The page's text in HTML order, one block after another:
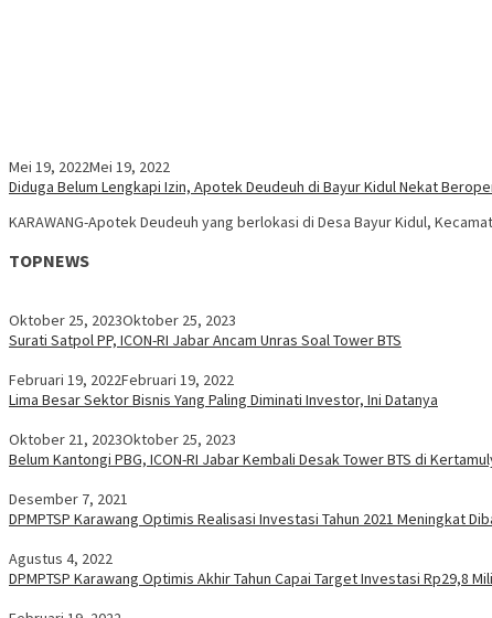
Mei 19, 2022Mei 19, 2022
Diduga Belum Lengkapi Izin, Apotek Deudeuh di Bayur Kidul Nekat
KARAWANG-Apotek Deudeuh yang berlokasi di Desa Bayur Kidul,
TOPNEWS
Oktober 25, 2023Oktober 25, 2023
Surati Satpol PP, ICON-RI Jabar Ancam Unras Soal Tower BTS
Februari 19, 2022Februari 19, 2022
Lima Besar Sektor Bisnis Yang Paling Diminati Investor, Ini Datanya
Oktober 21, 2023Oktober 25, 2023
Belum Kantongi PBG, ICON-RI Jabar Kembali Desak Tower BTS di
Desember 7, 2021
DPMPTSP Karawang Optimis Realisasi Investasi Tahun 2021 Meningkat
Agustus 4, 2022
DPMPTSP Karawang Optimis Akhir Tahun Capai Target Investasi Rp29,8